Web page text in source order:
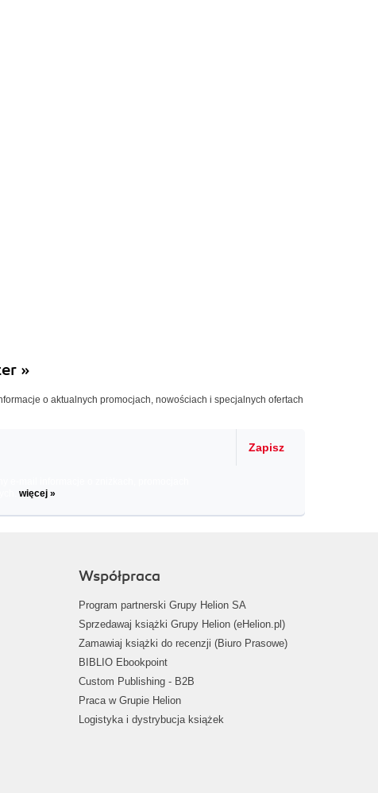
»
o aktualnych promocjach, nowościach i specjalnych ofertach
Zapisz
więcej »
Współpraca
Program partnerski Grupy Helion SA
Sprzedawaj książki Grupy Helion (eHelion.pl)
Zamawiaj książki do recenzji (Biuro Prasowe)
BIBLIO Ebookpoint
Custom Publishing - B2B
Praca w Grupie Helion
Logistyka i dystrybucja książek